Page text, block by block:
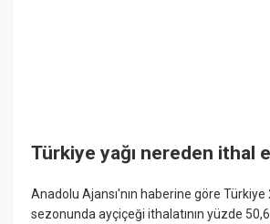
Türkiye yağı nereden ithal
Anadolu Ajansı'nın haberine göre Türkiye
sezonunda ayçiçeği ithalatının yüzde